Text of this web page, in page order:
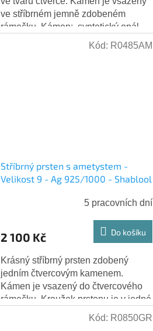
ve stříbrném jemně zdobeném
rámečku. Kámen: syntetický opál
(modrý zářivě lesklý umělý kámen)
Stříbrný prsten s ametystem -
Velikost 9 - Ag 925/1000 - Shablool
5 pracovních dní
2 100 Kč Do košíku
Krásný stříbrný prsten zdobený
jedním čtvercovým kamenem.
Kámen je vsazený do čtvercového
rámečku. Kroužek prstenu je v jedné
polovině jemně dekorovaný
Kód: R0485AM
Kód: R0850GR